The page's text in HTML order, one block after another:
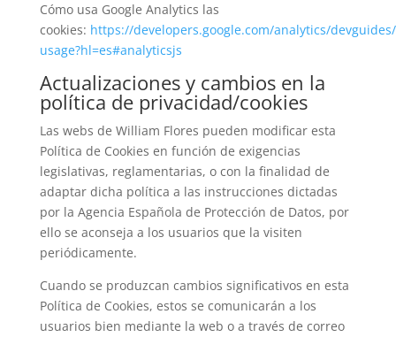
Cómo usa Google Analytics las
cookies: https://developers.google.com/analytics/
usage?hl=es#analyticsjs
Actualizaciones y cambios en la
política de privacidad/cookies
Las webs de William Flores pueden modificar esta
Política de Cookies en función de exigencias
legislativas, reglamentarias, o con la finalidad de
adaptar dicha política a las instrucciones dictadas
por la Agencia Española de Protección de Datos, por
ello se aconseja a los usuarios que la visiten
periódicamente.
Cuando se produzcan cambios significativos en esta
Política de Cookies, estos se comunicarán a los
usuarios bien mediante la web o a través de correo